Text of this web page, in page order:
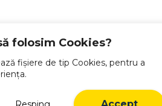
folosim Cookies?
fișiere de tip Cookies, pentru a